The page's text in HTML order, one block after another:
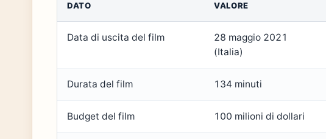
DATO VALORE
Data di uscita del film
28 maggio 2021
(Italia)
Durata del film 134 minuti
Budget del film 100 milioni di dollari